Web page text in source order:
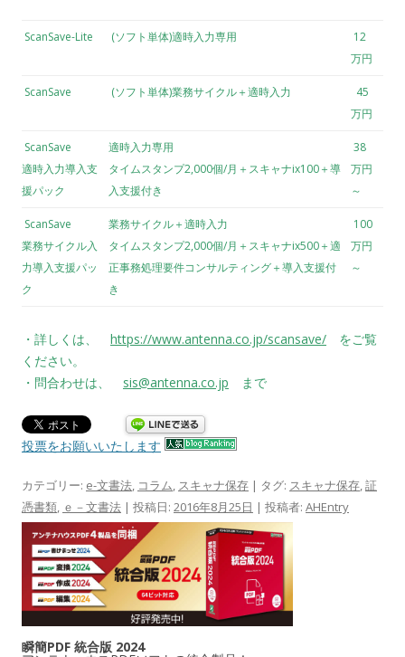
ScanSave-Lite (ソフト単体)適時入力専用
12
万円
ScanSave (ソフト単体)業務サイクル＋適時入力
45
万円
ScanSave
適時入力導入支
援パック
適時入力専用
タイムスタンプ2,000個/月＋スキャナix100＋導
入支援付き
38
万円
～
ScanSave
業務サイクル入
力導入支援パッ
ク
業務サイクル＋適時入力
タイムスタンプ2,000個/月＋スキャナix500＋適
正事務処理要件コンサルティング＋導入支援付
き
100
万円
～
・詳しくは、 https://www.antenna.co.jp/scansave/ をご覧
ください。
・問合わせは、 sis@antenna.co.jp まで
投票をお願いいたします
カテゴリー: e-文書法, コラム, スキャナ保存 | タグ: スキャナ保存,証
憑書類, ｅ－文書法 | 投稿日: 2016年8月25日 | 投稿者: AHEntry
瞬簡PDF 統合版 2024